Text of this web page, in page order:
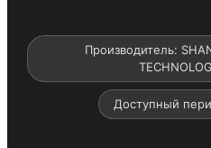
Производитель:
Доступный